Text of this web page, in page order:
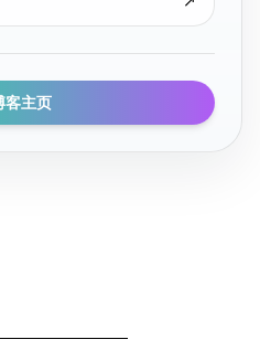
客主页